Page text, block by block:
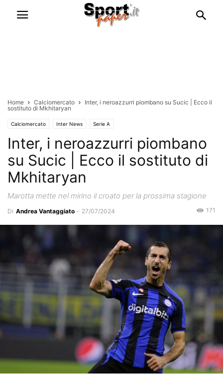
Home Calciomercato
Inter, i neroazzurri piombano su Sucic | Ecco il
sostituto di Mkhitaryan
Calciomercato Inter News Serie A
Inter, i neroazzurri piombano
su Sucic | Ecco il sostituto di
Mkhitaryan
Marotta mette nel mirino il croato per la prossima stagione
Di Andrea Vantaggiato - 27/07/2024 171